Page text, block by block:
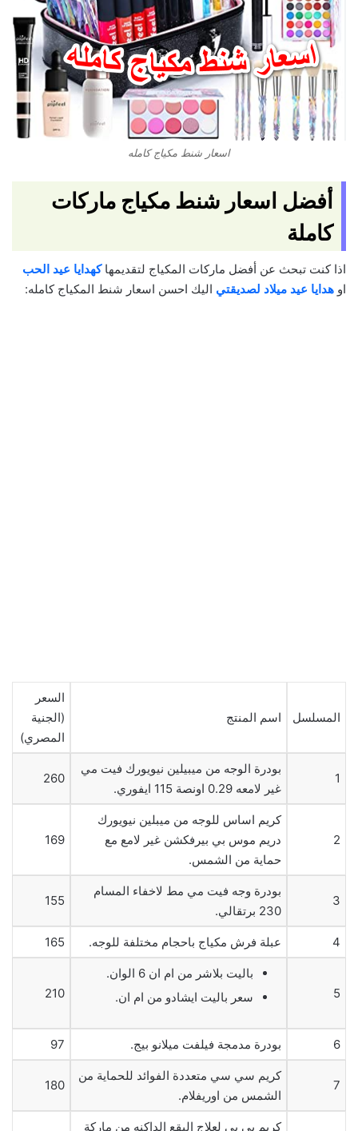
اسعار شنط مكياج كامله
أفضل اسعار شنط مكياج ماركات
كاملة
اذا كنت تبحث عن أفضل ماركات المكياج لتقديمهاكهدايا عيد الحب
او هدايا عيد ميلاد لصديقتي اليك احسن اسعار شنط المكياج كامله:
المسلسل اسم المنتج
السعر
(الجنية
المصري)
1
بودرة الوجه من ميبيلين نيويورك فيت مي
غير لامعه 0.29 اونصة 115 ايفوري.
260
2
كريم اساس للوجه من ميبلين نيويورك
دريم موس بي بيرفكشن غير لامع مع
حماية من الشمس.
169
3
بودرة وجه فيت مي مط لاخفاء المسام
230 برتقالي.
155
4 عبلة فرش مكياج باحجام مختلفة للوجه. 165
5
باليت بلاشر من ام ان 6 الوان.
سعر باليت ايشادو من ام ان.
210
6 بودرة مدمجة فيلفت ميلانو بيج. 97
7
كريم سي سي متعددة الفوائد للحماية من
الشمس من اوريفلام.
180
كريم بي بي لعلاج البقع الداكنه من ماركة